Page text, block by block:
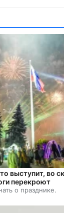
выступит, во
перекроют
о празднике.